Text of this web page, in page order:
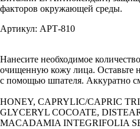
факторов окружающей среды.
Артикул: АРТ-810
Нанесите необходимое
очищенную кожу лица. Оставьте
с помощью шпателя. Аккуратно
HONEY, CAPRYLIC/CAPRIC
GLYCERYL COCOATE,
MACADAMIA INTEGRIFOLIA